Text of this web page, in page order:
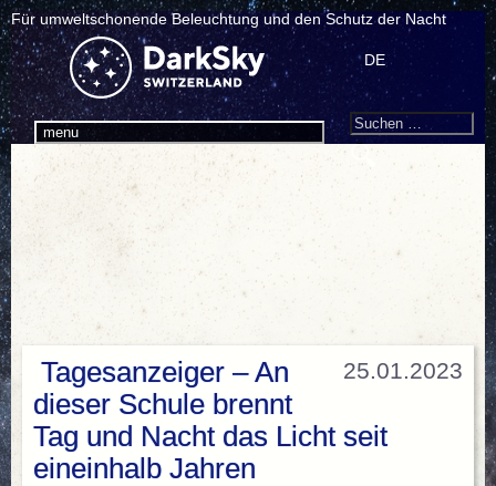
Für umweltschonende Beleuchtung und den Schutz der Nacht
menu
DE
Search
Suchen
25.01.2023
Tagesanzeiger – An
dieser Schule brennt
Tag und Nacht das Licht seit
eineinhalb Jahren